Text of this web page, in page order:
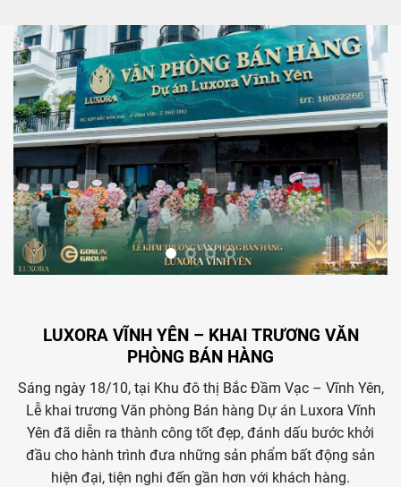
LUXORA VĨNH YÊN – KHAI TRƯƠNG VĂN
PHÒNG BÁN HÀNG
Sáng ngày 18/10, tại Khu đô thị Bắc Đầm Vạc – Vĩnh Yên,
Lễ khai trương Văn phòng Bán hàng Dự án Luxora Vĩnh
Yên đã diễn ra thành công tốt đẹp, đánh dấu bước khởi
đầu cho hành trình đưa những sản phẩm bất động sản
hiện đại, tiện nghi đến gần hơn với khách hàng.